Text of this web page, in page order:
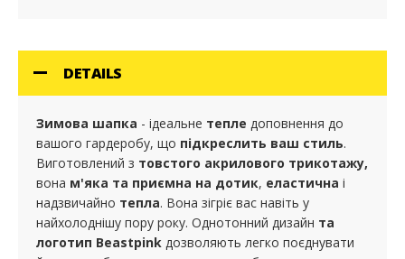
DETAILS
Зимова шапка - ідеальне тепле доповнення до
вашого гардеробу, що підкреслить ваш стиль.
Виготовлений з товстого акрилового трикотажу,
вона м'яка та приємна на дотик, еластична і
надзвичайно тепла. Вона зігріє вас навіть у
найхолоднішу пору року. Однотонний дизайн та
логотип Beastpink дозволяють легко поєднувати